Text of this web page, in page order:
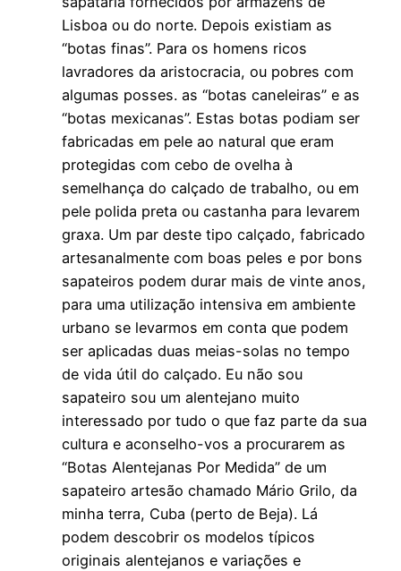
Lisboa ou do norte. Depois existiam as
“botas finas”. Para os homens ricos
lavradores da aristocracia, ou pobres com
algumas posses. as “botas caneleiras” e as
“botas mexicanas”. Estas botas podiam ser
fabricadas em pele ao natural que eram
protegidas com cebo de ovelha à
semelhança do calçado de trabalho, ou em
pele polida preta ou castanha para levarem
graxa. Um par deste tipo calçado, fabricado
artesanalmente com boas peles e por bons
sapateiros podem durar mais de vinte anos,
para uma utilização intensiva em ambiente
urbano se levarmos em conta que podem
ser aplicadas duas meias-solas no tempo
de vida útil do calçado. Eu não sou
sapateiro sou um alentejano muito
interessado por tudo o que faz parte da sua
cultura e aconselho-vos a procurarem as
“Botas Alentejanas Por Medida” de um
sapateiro artesão chamado Mário Grilo, da
minha terra, Cuba (perto de Beja). Lá
podem descobrir os modelos típicos
originais alentejanos e variações e